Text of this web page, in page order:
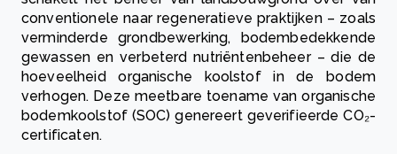
conventionele naar regeneratieve praktijken – zoals
verminderde grondbewerking, bodembedekkende
gewassen en verbeterd nutriëntenbeheer – die de
hoeveelheid organische koolstof in de bodem
verhogen. Deze meetbare toename van organische
bodemkoolstof (SOC) genereert geverifieerde CO₂-
certificaten.